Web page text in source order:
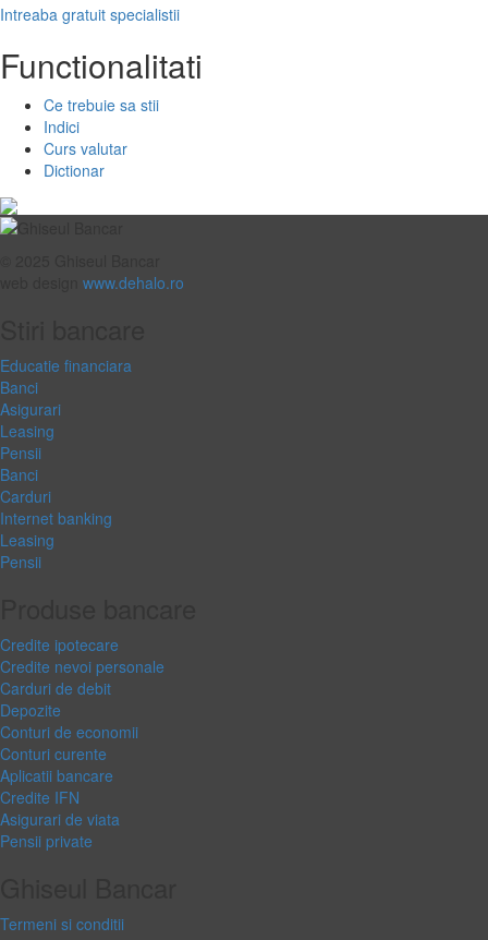
Intreaba gratuit specialistii
Functionalitati
Ce trebuie sa stii
Indici
Curs valutar
Dictionar
www.dehalo.ro
Educatie financiara
Banci
Asigurari
Leasing
Pensii
Banci
Carduri
Internet banking
Leasing
Pensii
Credite ipotecare
Credite nevoi personale
Carduri de debit
Depozite
Conturi de economii
Conturi curente
Aplicatii bancare
Credite IFN
Asigurari de viata
Pensii private
Termeni si conditii